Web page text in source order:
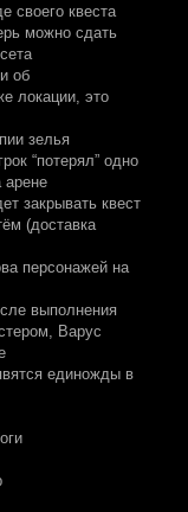
своего квеста
можно сдать
об
локации, это
зелья
“потерял” одно
арене
закрывать квест
(доставка
персонажей на
выполнения
Варус
единожды в